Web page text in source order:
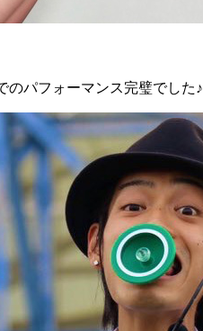
のパフォーマンス完璧でした♪